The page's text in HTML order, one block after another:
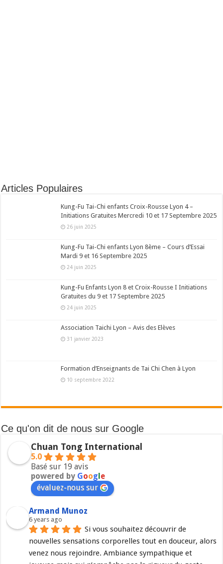
Articles Populaires
Kung-Fu Tai-Chi enfants Croix-Rousse Lyon 4 –
Initiations Gratuites Mercredi 10 et 17 Septembre 2025
26 juin 2025
Kung-Fu Tai-Chi enfants Lyon 8ème – Cours d’Essai
Mardi 9 et 16 Septembre 2025
24 juin 2025
Kung-Fu Enfants Lyon 8 et Croix-Rousse I Initiations
Gratuites du 9 et 17 Septembre 2025
24 juin 2025
Association Taichi Lyon – Avis des Elèves
31 janvier 2023
Formation d’Enseignants de Tai Chi Chen à Lyon
10 septembre 2022
Ce qu'on dit de nous sur Google
Chuan Tong International
5.0
Basé sur 19 avis
powered by Google
évaluez-nous sur
Armand Munoz
6 years ago
Si vous souhaitez découvrir de
nouvelles sensations corporelles tout en douceur, alors
venez nous rejoindre. Ambiance sympathique et